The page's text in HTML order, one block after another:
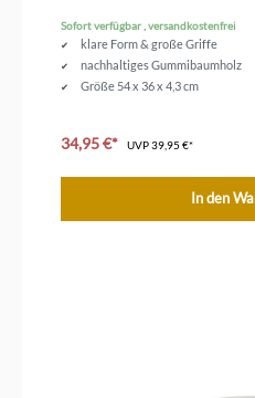
Sofort verfügbar , versandkostenfrei
klare Form & große Griffe
nachhaltiges Gummibaumholz
Größe 54 x 36 x 4,3 cm
34,95 €* UVP39,95 €*
In den